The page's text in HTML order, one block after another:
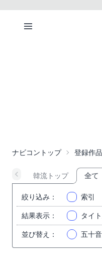
ナビコントップ 登録作品
韓流トップ 全て
絞り込み ： 索引
結果表示 ： タイ
並び替え ： 五十